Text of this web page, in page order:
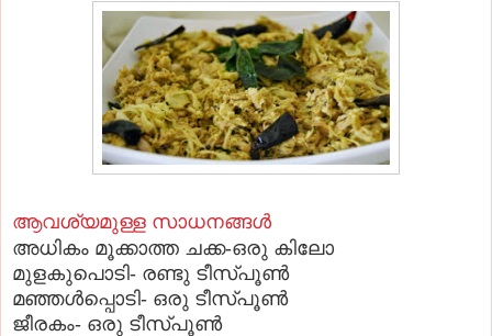
ആവശ്യമുള്ള സാധനങ്ങള്‍
അധികം മൂക്കാത്ത ചക്ക-ഒരു കിലോ
മുളകുപൊടി- രണ്ടു ടീസ്‌പൂണ്‍
മഞ്ഞള്‍പ്പൊടി- ഒരു ടീസ്‌പൂണ്‍
ജീരകം- ഒരു ടീസ്‌പൂണ്‍